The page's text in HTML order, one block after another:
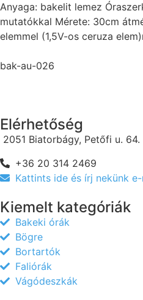
Anyaga: bakelit lemez
mutatókkal Mérete: 30cm
elemmel (1,5V-os ceruza
bak-au-026
Elérhetőség
2051 Biatorbágy, Petőfi u. 64.
+36 20 314 2469
Kattints ide és írj nekünk
Kiemelt kategóriák
Bakeki órák
Bögre
Bortartók
Faliórák
Vágódeszkák